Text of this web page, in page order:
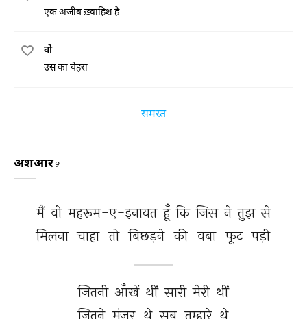
एक अजीब ख़्वाहिश है
वो
उस का चेहरा
समस्त
अशआर9
मैं वो महरूम-ए-इनायत हूँ कि जिस ने तुझ से
मिलना चाहा तो बिछड़ने की वबा फूट पड़ी
जितनी आँखें थीं सारी मेरी थीं
जितने मंज़र थे सब तुम्हारे थे